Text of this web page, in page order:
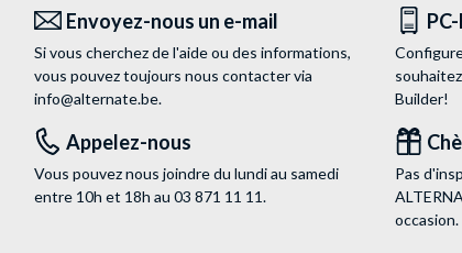
Envoyez-nous un e-mail
Si vous cherchez de l'aide ou des informations,
vous pouvez toujours nous contacter via
info@alternate.be.
Builder!
Appelez-nous
Vous pouvez nous joindre du lundi au samedi
entre 10h et 18h au 03 871 11 11.
Pas
occasion.